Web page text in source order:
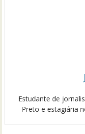
Estudante de
Preto e estagiária